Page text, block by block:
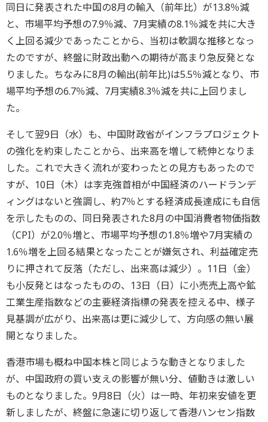
同日に発表された中国の8月の輸入（前年比）が13.8％減
と、市場平均予想の7.9％減、7月実績の8.1％減を共に大き
く上回る減少であったことから、当初は軟調な推移となっ
たのですが、終盤に財政出動への期待が高まり急反発とな
りました。ちなみに8月の輸出(前年比)は5.5％減となり、市
場平均予想の6.7％減、7月実績8.3％減を共に上回りまし
た。
そして翌9日（水）も、中国財政省がインフラプロジェクト
の強化を約束したことから、出来高を増して続伸となりま
した。これで大きく流れが変わったとの見方もあったので
すが、10日（木）は李克強首相が中国経済のハードランデ
ィングはないと強調し、約7％とする経済成長達成にも自信
を示したものの、同日発表された8月の中国消費者物価指数
（CPI）が2.0％増と、市場平均予想の1.8％増や7月実績の
1.6％増を上回る結果となったことが嫌気され、利益確定売
りに押されて反落（ただし、出来高は減少）。11日（金）
も小反発とはなったものの、13日（日）に小売売上高や鉱
工業生産指数などの主要経済指標の発表を控える中、様子
見基調が広がり、出来高は更に減少して、方向感の無い展
開となりました。
香港市場も概ね中国本株と同じような動きとなりました
が、中国政府の買い支えの影響が無い分、値動きは激しい
ものとなりました。9月8日（火）は一時、年初来安値を更
新しましたが、終盤に急速に切り返して香港ハンセン指数